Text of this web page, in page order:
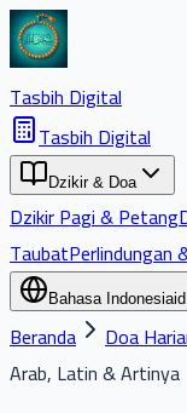
Tasbih Digital
Tasbih Digital
Dzikir & Doa
Dzikir Pagi & Petang
TaubatPerlindungan
Bahasa Indonesiaid
Beranda Doa
Arab, Latin & Artinya